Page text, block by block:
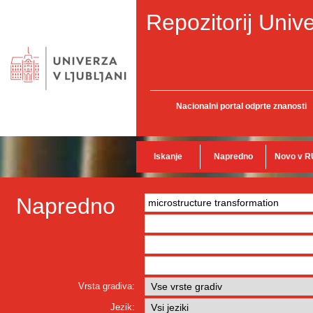
Repozitorij
Nacionalni portal odprte znanosti
Iskanje Napredno Novo v
Napredno
Vrsta gradiva:
Jezik: